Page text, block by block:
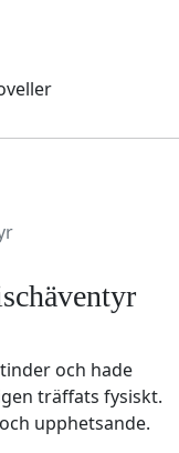
och hade
träffats fysiskt.
upphetsande.